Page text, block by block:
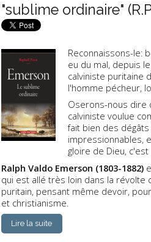
"sublime ordinaire"
Reconnaissons-le:
eu du mal, depuis
calviniste puritaine
l'homme pécheur,
Oserons-nous dire
calviniste voulue
fait bien des
impressionnables,
gloire de Dieu,
Ralph Valdo Emerson (1803-1882)
qui est allé très loin dans la révolte
puritain, pensant même devoir,
et christianisme.
Lire la suite